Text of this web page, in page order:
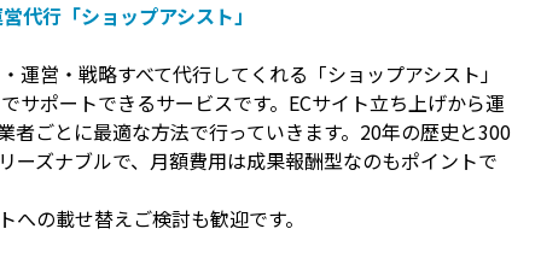
代行「ショップアシスト」
運営・戦略すべて代行してくれる「ショップアシスト」
サポートできるサービスです。ECサイト立ち上げから運
者ごとに最適な方法で行っていきます。20年の歴史と300
ーズナブルで、月額費用は成果報酬型なのもポイントで
の載せ替えご検討も歓迎です。